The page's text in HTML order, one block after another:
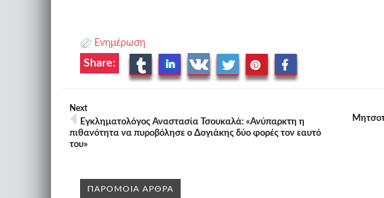
Ενημέρωση
Share:
Next
Εγκληματολόγος Αναστασία Τσουκαλά: «Ανύπαρκτη η
πιθανότητα να πυροβόλησε ο Δογιάκης δύο φορές τον εαυτό
του»
ΠΑΡΟΜΟΙΑ ΑΡΘΡΑ